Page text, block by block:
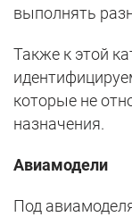
выполнять
Также к этой
которые не
назначения.
Авиамодели
Под